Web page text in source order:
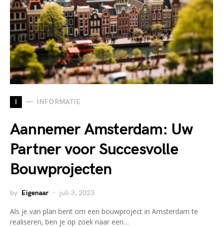
I INFORMATIE
Aannemer Amsterdam: Uw
Partner voor Succesvolle
Bouwprojecten
by Eigenaar juli 3, 2023
Als je van plan bent om een bouwproject in Amsterdam te
realiseren, ben je op zoek naar een…